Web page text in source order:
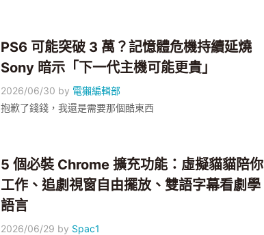
PS6 可能突破 3 萬？記憶體危機持續延燒
Sony 暗示「下一代主機可能更貴」
2026/06/30 by 電獺編輯部
抱歉了錢錢，我還是需要那個酷東西
5 個必裝 Chrome 擴充功能：虛擬貓貓陪你
工作、追劇視窗自由擺放、雙語字幕看劇學
語言
2026/06/29 by Spac1